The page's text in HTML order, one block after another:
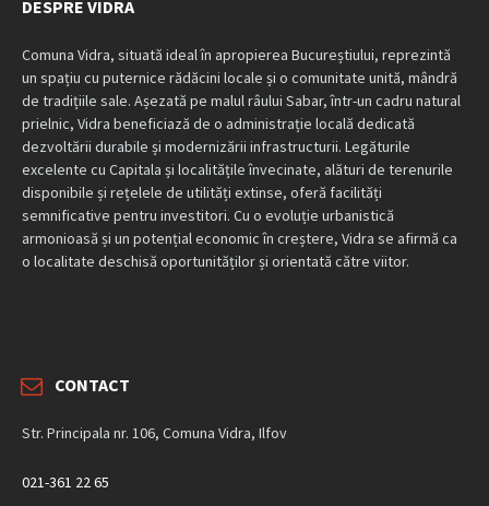
DESPRE VIDRA
Comuna Vidra, situată ideal în apropierea Bucureștiului, reprezintă
un spațiu cu puternice rădăcini locale și o comunitate unită, mândră
de tradițiile sale. Așezată pe malul râului Sabar, într-un cadru natural
prielnic, Vidra beneficiază de o administrație locală dedicată
dezvoltării durabile și modernizării infrastructurii. Legăturile
excelente cu Capitala și localitățile învecinate, alături de terenurile
disponibile și rețelele de utilități extinse, oferă facilități
semnificative pentru investitori. Cu o evoluție urbanistică
armonioasă și un potențial economic în creștere, Vidra se afirmă ca
o localitate deschisă oportunităților și orientată către viitor.
CONTACT
Str. Principala nr. 106, Comuna Vidra, Ilfov
021-361 22 65